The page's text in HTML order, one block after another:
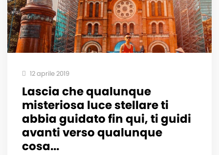
12 aprile 2019
Lascia che qualunque
misteriosa luce stellare ti
abbia guidato fin qui, ti guidi
avanti verso qualunque
cosa...